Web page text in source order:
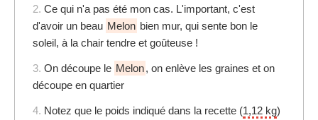
2. Ce qui n'a pas été mon cas. L'important, c'est
d'avoir un beau Melon bien mur, qui sente bon le
soleil, à la chair tendre et goûteuse !
3. On découpe le Melon, on enlève les graines et on
découpe en quartier
4. Notez que le poids indiqué dans la recette (1,12 kg)